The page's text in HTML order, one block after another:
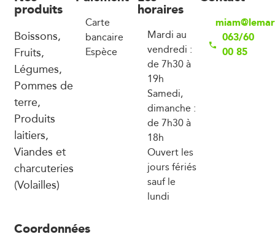
produits
Boissons,
Fruits,
Légumes,
Pommes de
terre,
Produits
laitiers,
Viandes et
charcuteries
(Volailles)
Carte
bancaire
Espèce
horaires
Mardi au
vendredi :
de 7h30 à
19h
Samedi,
dimanche :
de 7h30 à
18h
Ouvert les
jours fériés
sauf le
lundi
063/60
00 85
Coordonnées